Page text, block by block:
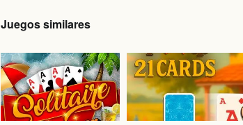
Juegos similares